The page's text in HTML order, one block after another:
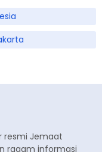
resmi Jemaat
ragam informasi